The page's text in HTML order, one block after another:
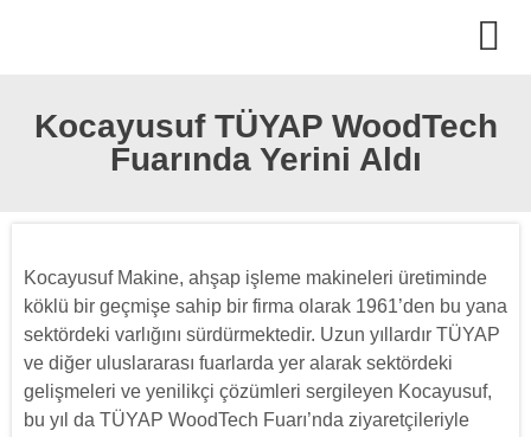
Kocayusuf TÜYAP WoodTech
Fuarında Yerini Aldı
Kocayusuf Makine, ahşap işleme makineleri üretiminde
köklü bir geçmişe sahip bir firma olarak 1961’den bu yana
sektördeki varlığını sürdürmektedir. Uzun yıllardır TÜYAP
ve diğer uluslararası fuarlarda yer alarak sektördeki
gelişmeleri ve yenilikçi çözümleri sergileyen Kocayusuf,
bu yıl da TÜYAP WoodTech Fuarı’nda ziyaretçileriyle